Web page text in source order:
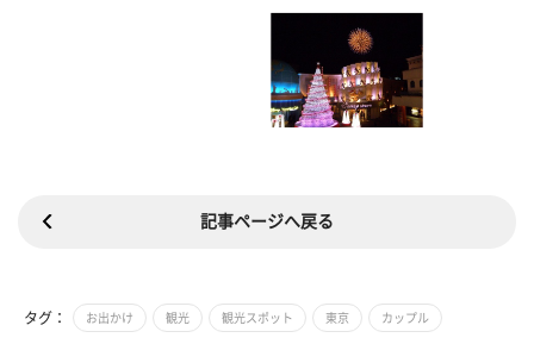
記事ページへ戻る
タグ： お出かけ 観光 観光スポット 東京 カップル